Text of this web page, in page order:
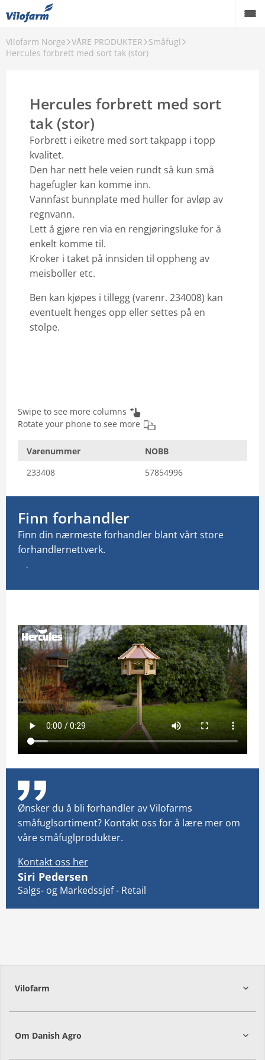
Vilofarm Norge VÅRE PRODUKTER
Småfugl
Hercules forbrett med sort tak (stor)
Hercules forbrett med sort
tak (stor)
Forbrett i eiketre med sort takpapp i topp
kvalitet.
Den har nett hele veien rundt så kun små
hagefugler kan komme inn.
Vannfast bunnplate med huller for avløp av
regnvann.
Lett å gjøre ren via en rengjøringsluke for å
enkelt komme til.
Kroker i taket på innsiden til oppheng av
meisboller etc.
Ben kan kjøpes i tillegg (varenr. 234008) kan
eventuelt henges opp eller settes på en
stolpe.
Swipe to see more columns
Rotate your phone to see more
Varenummer NOBB
233408
57854996
Finn forhandler
Finn din nærmeste forhandler blant vårt store
forhandlernettverk.
Finn forhandler
Ønsker du å bli forhandler av Vilofarms
småfuglsortiment? Kontakt oss for å lære mer om
våre småfuglprodukter.
Kontakt oss her
Siri Pedersen
Salgs- og Markedssjef - Retail
Vilofarm
Om Danish Agro
OM OSS
VÅRE MERKEVARER
VÅRE PRODUKTER
AKTUELT
FORHANDLERE
Karriere
Godt å vite
Email: info@vilofarm.no